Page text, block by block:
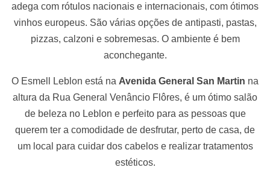
adega com rótulos nacionais e internacionais, com ótimos
vinhos europeus. São várias opções de antipasti, pastas,
pizzas, calzoni e sobremesas. O ambiente é bem
aconchegante.
O Esmell Leblon está na Avenida General San Martin na
altura da Rua General Venâncio Flôres, é um ótimo salão
de beleza no Leblon e perfeito para as pessoas que
querem ter a comodidade de desfrutar, perto de casa, de
um local para cuidar dos cabelos e realizar tratamentos
estéticos.